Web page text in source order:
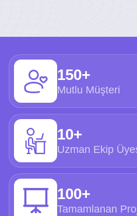
150+
Mutlu Müşteri
10+
Uzman Ekip
100+
Tamamlanan